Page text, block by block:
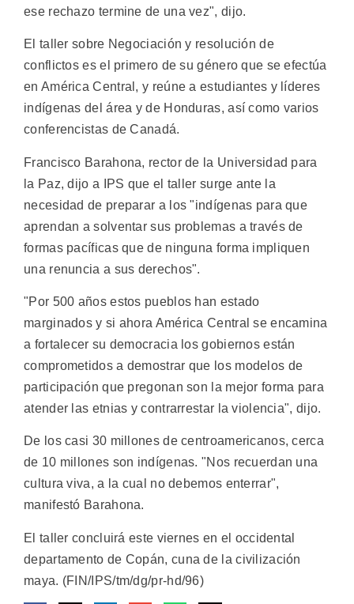
ese rechazo termine de una vez", dijo.
El taller sobre Negociación y resolución de
conflictos es el primero de su género que se efectúa
en América Central, y reúne a estudiantes y líderes
indígenas del área y de Honduras, así como varios
conferencistas de Canadá.
Francisco Barahona, rector de la Universidad para
la Paz, dijo a IPS que el taller surge ante la
necesidad de preparar a los "indígenas para que
aprendan a solventar sus problemas a través de
formas pacíficas que de ninguna forma impliquen
una renuncia a sus derechos".
"Por 500 años estos pueblos han estado
marginados y si ahora América Central se encamina
a fortalecer su democracia los gobiernos están
comprometidos a demostrar que los modelos de
participación que pregonan son la mejor forma para
atender las etnias y contrarrestar la violencia", dijo.
De los casi 30 millones de centroamericanos, cerca
de 10 millones son indígenas. "Nos recuerdan una
cultura viva, a la cual no debemos enterrar",
manifestó Barahona.
El taller concluirá este viernes en el occidental
departamento de Copán, cuna de la civilización
maya. (FIN/IPS/tm/dg/pr-hd/96)